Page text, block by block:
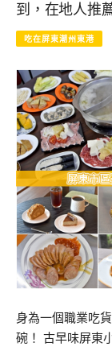
到，在地人推
吃在屏東潮州東港
身為一個職業吃
碗！ 古早味屏東